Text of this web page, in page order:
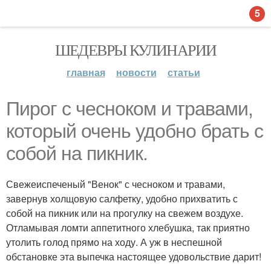
ШЕДЕВРЫ КУЛИНАРИИ
главная новости статьи
Пирог с чесноком и травами,
который очень удобно брать с
собой на пикник.
Свежеиспеченый "Венок" с чесноком и травами,
завернув холщовую салфетку, удобно прихватить с
собой на пикник или на прогулку на свежем воздухе.
Отламывая ломти аппетитного хлебушка, так приятно
утолить голод прямо на ходу. А уж в неспешной
обстановке эта выпечка настоящее удовольствие дарит!
5